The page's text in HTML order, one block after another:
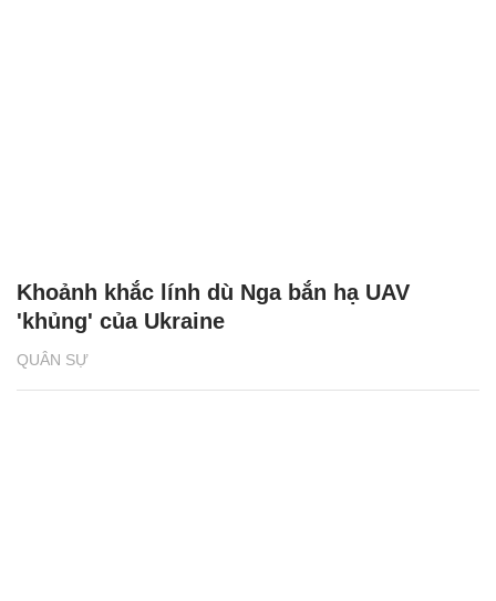
QUÂN SỰ
Khoảnh khắc lính dù Nga bắn hạ UAV
'khủng' của Ukraine